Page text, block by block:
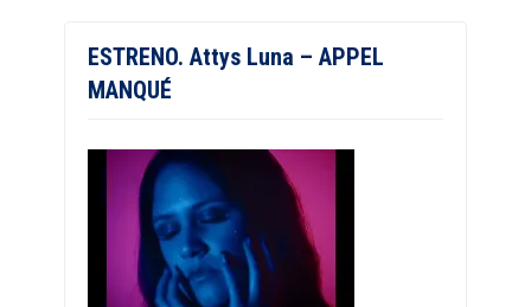
ESTRENO. Attys Luna – APPEL
MANQUÉ